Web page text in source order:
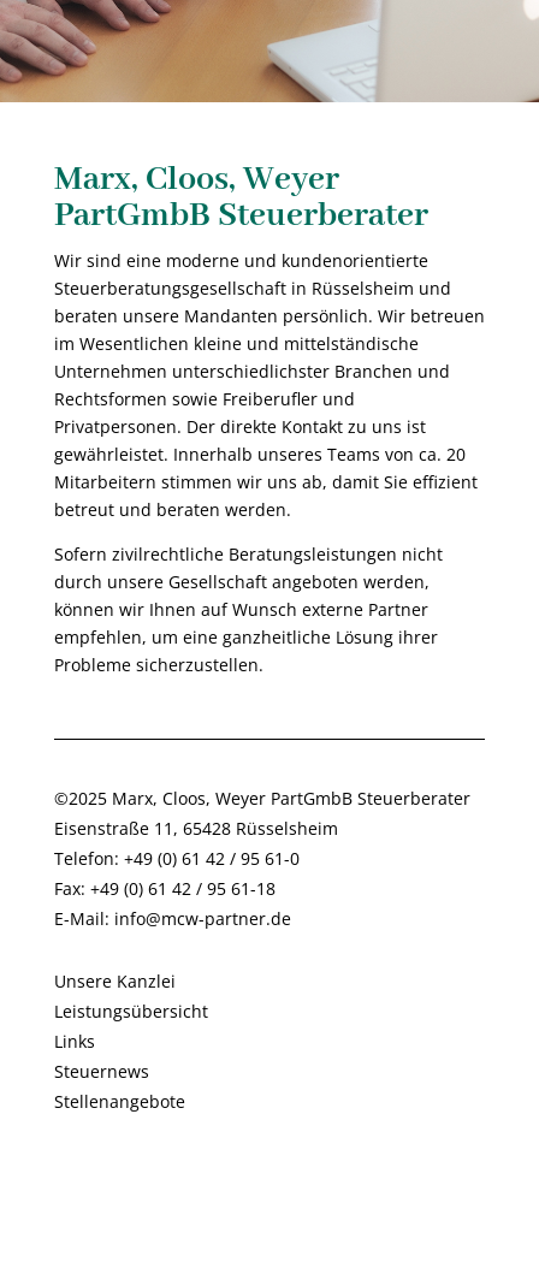
Marx, Cloos, Weyer
PartGmbB Steuerberater
Wir sind eine moderne und kundenorientierte
Steuerberatungsgesellschaft in Rüsselsheim und
beraten unsere Mandanten persönlich. Wir betreuen
im Wesentlichen kleine und mittelständische
Unternehmen unterschiedlichster Branchen und
Rechtsformen sowie Freiberufler und
Privatpersonen. Der direkte Kontakt zu uns ist
gewährleistet. Innerhalb unseres Teams von ca. 20
Mitarbeitern stimmen wir uns ab, damit Sie effizient
betreut und beraten werden.
Sofern zivilrechtliche Beratungsleistungen nicht
durch unsere Gesellschaft angeboten werden,
können wir Ihnen auf Wunsch externe Partner
empfehlen, um eine ganzheitliche Lösung ihrer
Probleme sicherzustellen.
©2025 Marx, Cloos, Weyer PartGmbB Steuerberater
Eisenstraße 11, 65428 Rüsselsheim
Telefon: +49 (0) 61 42 / 95 61-0
Fax: +49 (0) 61 42 / 95 61-18
E-Mail: info@mcw-partner.de
Unsere Kanzlei
Leistungsübersicht
Links
Steuernews
Stellenangebote